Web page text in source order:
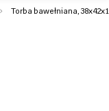
Torba bawełniana,